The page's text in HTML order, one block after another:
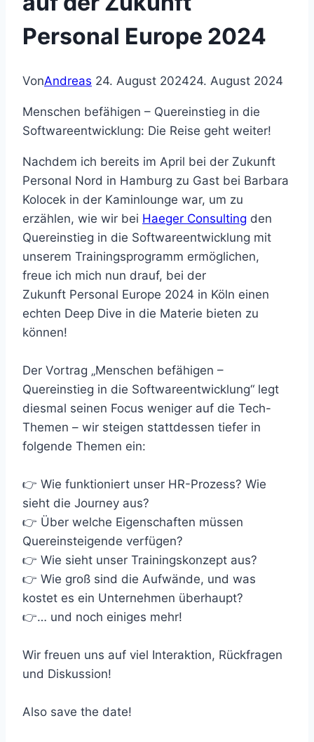
Personal Europe 2024
VonAndreas 24. August 202424. August 2024
Menschen befähigen – Quereinstieg in die
Softwareentwicklung: Die Reise geht weiter!
Nachdem ich bereits im April bei der Zukunft
Personal Nord in Hamburg zu Gast bei Barbara
Kolocek in der Kaminlounge war, um zu
erzählen, wie wir bei Haeger Consulting den
Quereinstieg in die Softwareentwicklung mit
unserem Trainingsprogramm ermöglichen,
freue ich mich nun drauf, bei der
Zukunft Personal Europe 2024 in Köln einen
echten Deep Dive in die Materie bieten zu
können!
Der Vortrag „Menschen befähigen –
Quereinstieg in die Softwareentwicklung“ legt
diesmal seinen Focus weniger auf die Tech-
Themen – wir steigen stattdessen tiefer in
folgende Themen ein:
👉 Wie funktioniert unser HR-Prozess? Wie
sieht die Journey aus?
👉 Über welche Eigenschaften müssen
Quereinsteigende verfügen?
👉 Wie sieht unser Trainingskonzept aus?
👉 Wie groß sind die Aufwände, und was
kostet es ein Unternehmen überhaupt?
👉… und noch einiges mehr!
Wir freuen uns auf viel Interaktion, Rückfragen
und Diskussion!
Also save the date!